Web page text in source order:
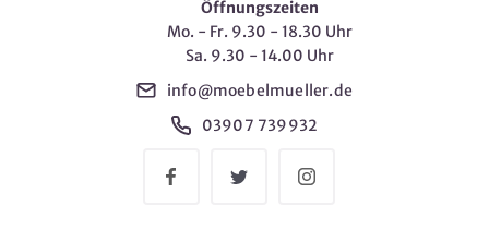
Öffnungszeiten
Mo. - Fr. 9.30 - 18.30 Uhr
Sa. 9.30 - 14.00 Uhr
info@moebelmueller.de
03907 739932